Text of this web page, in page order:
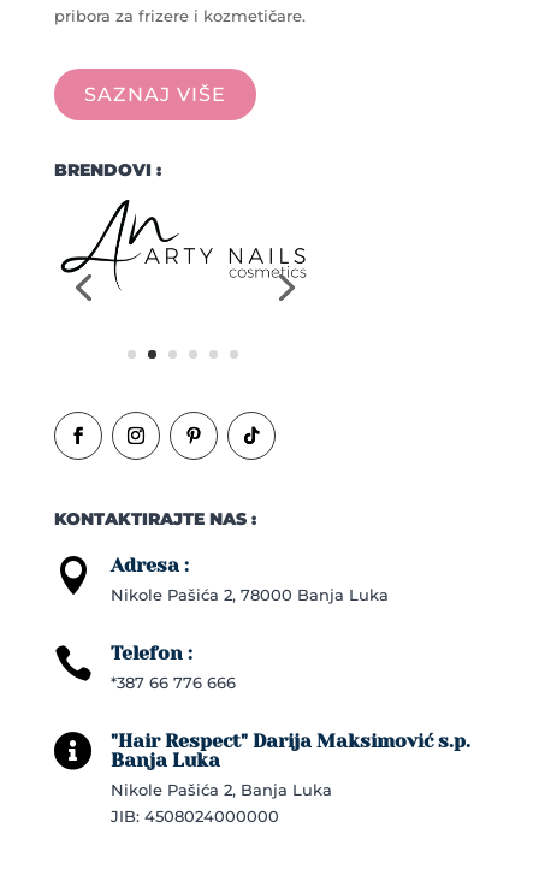
pribora za frizere i kozmetičare.
SAZNAJ VIŠE
BRENDOVI :
KONTAKTIRAJTE NAS :
 Adresa :
Nikole Pašića 2, 78000 Banja Luka
 Telefon :
*387 66 776 666

"Hair Respect" Darija Maksimović s.p.
Banja Luka
Nikole Pašića 2, Banja Luka
JIB: 4508024000000